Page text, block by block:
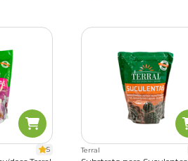
5 Terral